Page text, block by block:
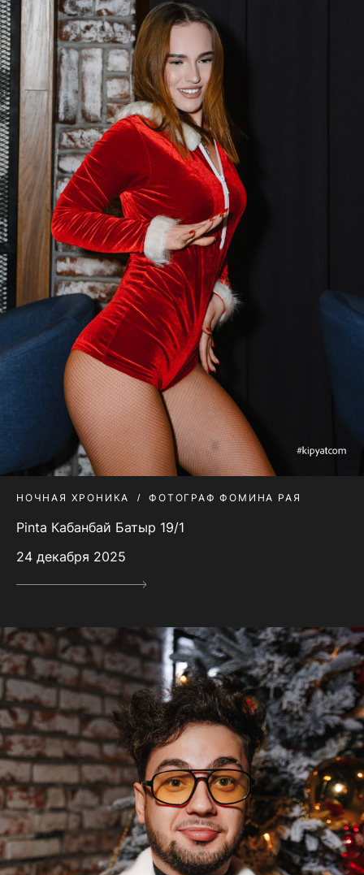
НОЧНАЯ ХРОНИКА ФОТОГРАФ ФОМИНА РАЯ
Pinta Кабанбай Батыр 19/1
24 декабря 2025